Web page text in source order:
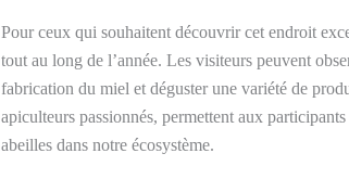
Pour ceux qui souhaitent découvrir cet endroit
tout au long de l’année. Les visiteurs peuvent
fabrication du miel et déguster une variété de
apiculteurs passionnés, permettent aux
abeilles dans notre écosystème.